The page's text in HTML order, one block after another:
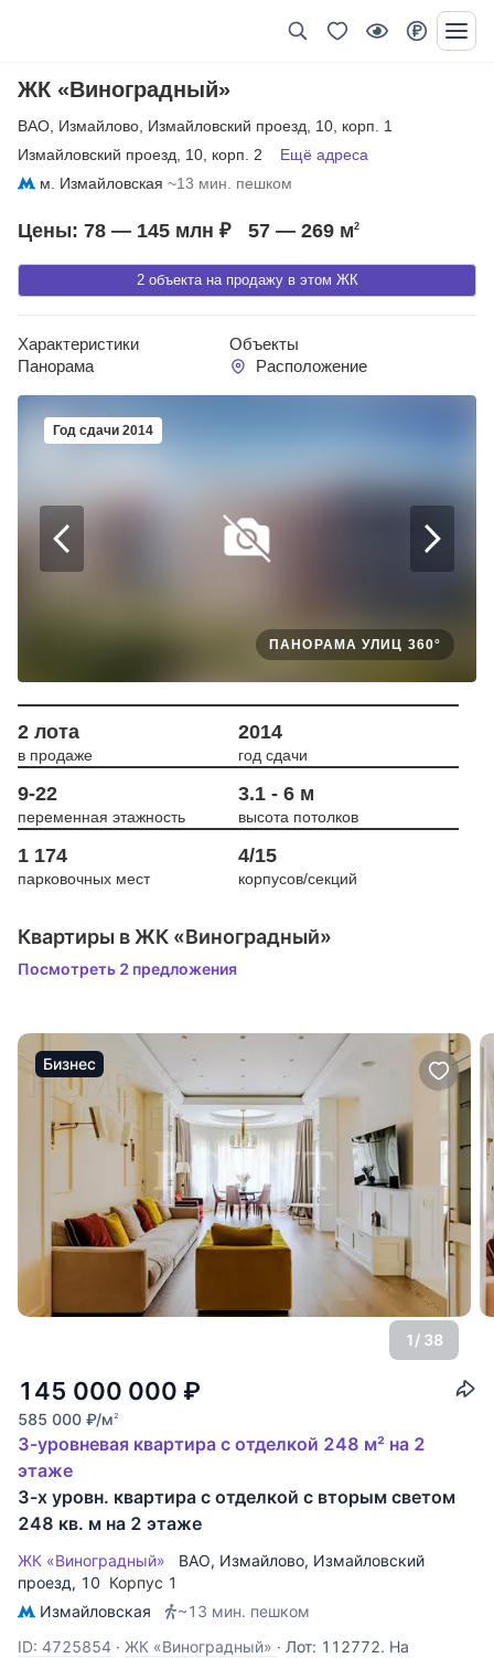
ЖК «Виноградный»
ВАО Измайлово Измайловский проезд 10 корп. 1
Измайловский проезд
10 корп. 2
Ещё адреса
м. Измайловская ~13 мин. пешком
2 объекта на продажу в этом ЖК
Цены: 78 — 145 млн ₽ 57 — 269 м2
Характеристики
Объекты
Панорама
Расположение
Год сдачи 2014
ПАНОРАМА УЛИЦ 360°
2 лота
в продаже
2014
год сдачи
9-22
переменная этажность
3.1 - 6 м
высота потолков
1 174
парковочных мест
4/15
корпусов/секций
Квартиры в ЖК «Виноградный»
Посмотреть 2 предложения
Бизнес
1/ 38
145 000 000 ₽
585 000 ₽/м2
3-уровневая квартира с отделкой 248 м² на 2
этаже
3-х уровн. квартира с отделкой с вторым светом
248 кв. м на 2 этаже
ЖК «Виноградный» ВАО, Измайлово, Измайловский
проезд, 10 Корпус 1
Измайловская
~13 мин. пешком
ID: 4725854 · ЖК «Виноградный» · Лот: 112772. На